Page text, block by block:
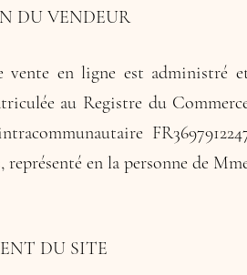
DU VENDEUR
vente en ligne est administré
au Registre du
représenté en la personne de
DU SITE